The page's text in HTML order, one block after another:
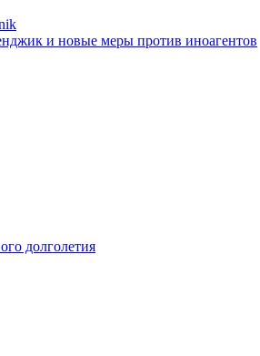
и новые меры против иноагентов
долголетия